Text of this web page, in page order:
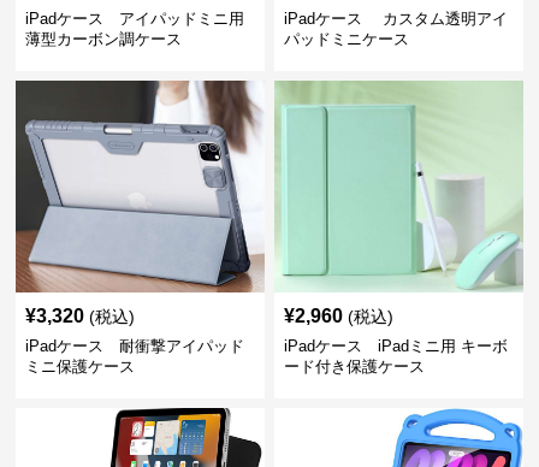
iPadケース アイパッドミニ用
薄型カーボン調ケース
iPadケース カスタム透明アイ
パッドミニケース
¥3,320 (税込)
iPadケース 耐衝撃アイパッド
ミニ保護ケース
¥2,960 (税込)
iPadケース iPadミニ用 キーボ
ード付き保護ケース